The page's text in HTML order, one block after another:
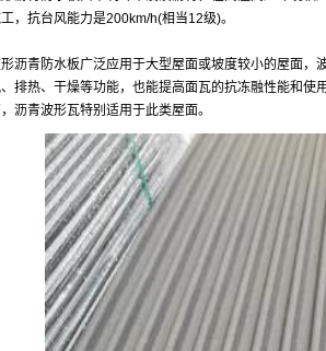
，抗台风能力是200km/h(相当12级)。
沥青防水板广泛应用于大型屋面或坡度较小的屋面，
排热、干燥等功能，也能提高面瓦的抗冻融性能和使
沥青波形瓦特别适用于此类屋面。